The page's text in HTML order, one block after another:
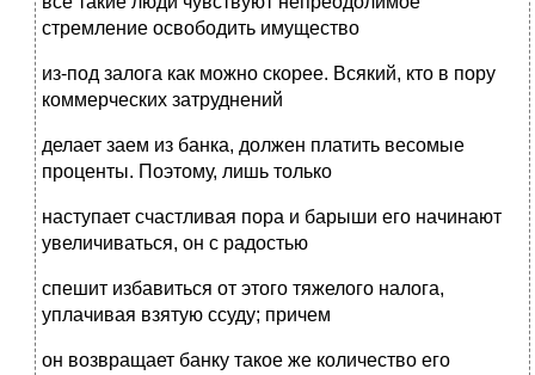
стремление освободить имущество
из-под залога как можно скорее. Всякий, кто в пору
коммерческих затруднений
делает заем из банка, должен платить весомые
проценты. Поэтому, лишь только
наступает счастливая пора и барыши его начинают
увеличиваться, он с радостью
спешит избавиться от этого тяжелого налога,
уплачивая взятую ссуду; причем
он возвращает банку такое же количество его